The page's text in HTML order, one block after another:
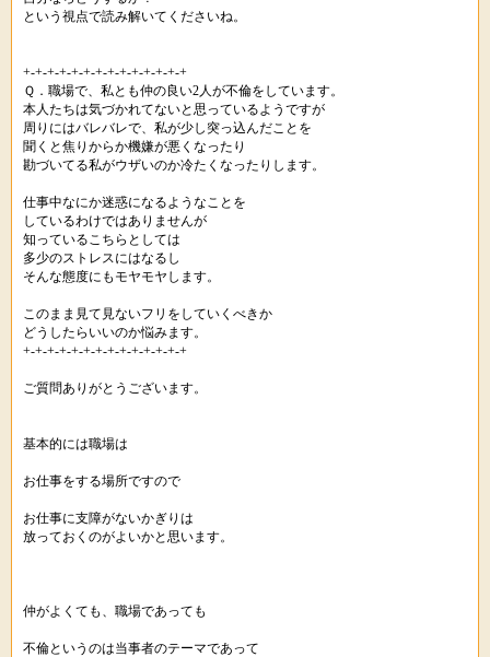
という視点で読み解いてくださいね。
+-+-+-+-+-+-+-+-+-+-+-+-+-+
Ｑ．職場で、私とも仲の良い2人が不倫をしています。
本人たちは気づかれてないと思っているようですが
周りにはバレバレで、私が少し突っ込んだことを
聞くと焦りからか機嫌が悪くなったり
勘づいてる私がウザいのか冷たくなったりします。
仕事中なにか迷惑になるようなことを
しているわけではありませんが
知っているこちらとしては
多少のストレスにはなるし
そんな態度にもモヤモヤします。
このまま見て見ないフリをしていくべきか
どうしたらいいのか悩みます。
+-+-+-+-+-+-+-+-+-+-+-+-+-+
ご質問ありがとうございます。
基本的には職場は
お仕事をする場所ですので
お仕事に支障がないかぎりは
放っておくのがよいかと思います。
仲がよくても、職場であっても
不倫というのは当事者のテーマであって